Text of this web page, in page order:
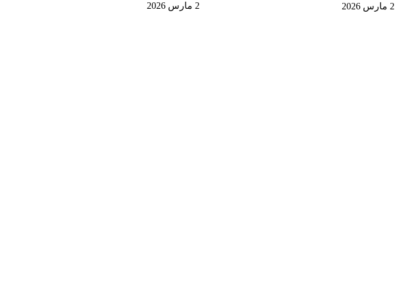
2 مارس 2026 2 مارس 2026